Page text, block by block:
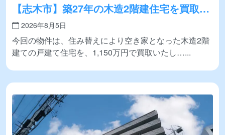
【志木市】築27年の木造2階建住宅を買取い
たしました
2026年8月5日
今回の物件は、住み替えにより空き家となった木造2階
建ての戸建て住宅を、1,150万円で買取いたし…